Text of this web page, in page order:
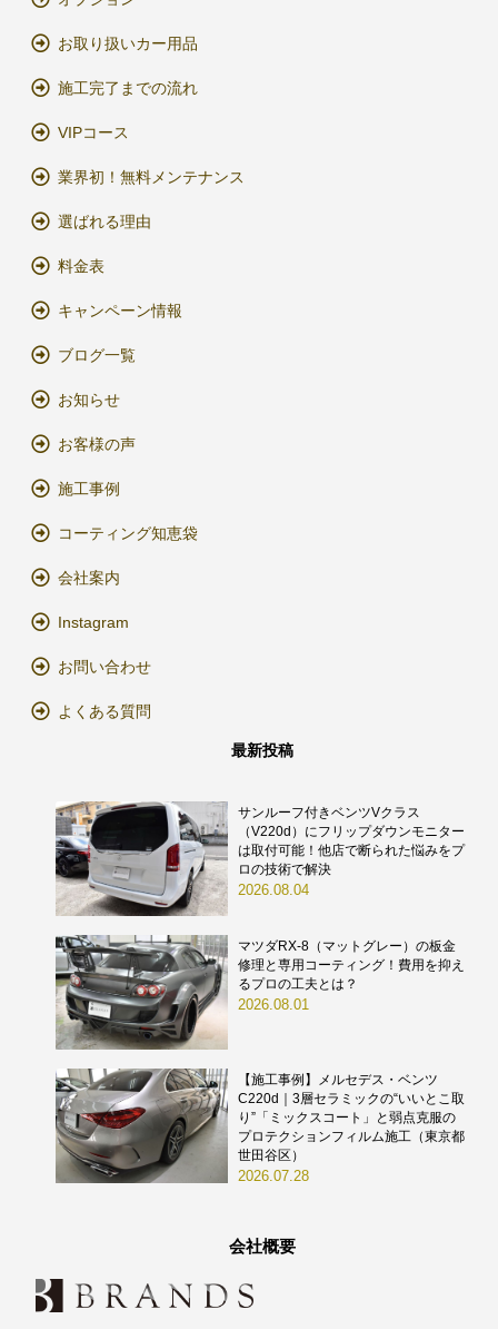
お取り扱いカー用品
施工完了までの流れ
VIPコース
業界初！無料メンテナンス
選ばれる理由
料金表
キャンペーン情報
ブログ一覧
お知らせ
お客様の声
施工事例
コーティング知恵袋
会社案内
Instagram
お問い合わせ
よくある質問
最新投稿
サンルーフ付きベンツVクラス
（V220d）にフリップダウンモニター
は取付可能！他店で断られた悩みをプ
ロの技術で解決
2026.08.04
マツダRX-8（マットグレー）の板金
修理と専用コーティング！費用を抑え
るプロの工夫とは？
2026.08.01
【施工事例】メルセデス・ベンツ
C220d｜3層セラミックの“いいとこ取
り”「ミックスコート」と弱点克服の
プロテクションフィルム施工（東京都
世田谷区）
2026.07.28
会社概要